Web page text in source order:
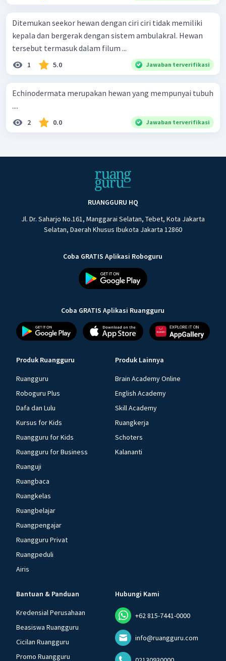
Ditemukan seekor hewan dengan ciri ciri tidak memiliki
kepala dan bergerak dengan sistem ambulakral. Hewan
tersebut termasuk dalam filum ...
1 5.0 Jawaban terverifikasi
Echinodermata merupakan hewan yang mempunyai tubuh
....
2 0.0 Jawaban terverifikasi
RUANGGURU HQ
Jl. Dr. Saharjo No.161, Manggarai Selatan, Tebet, Kota Jakarta
Selatan, Daerah Khusus Ibukota Jakarta 12860
Coba GRATIS Aplikasi Roboguru
Coba GRATIS Aplikasi Ruangguru
Produk Ruangguru
Ruangguru
Roboguru Plus
Dafa dan Lulu
Kursus for Kids
Ruangguru for Kids
Ruangguru for Business
Ruanguji
Ruangbaca
Ruangkelas
Ruangbelajar
Ruangpengajar
Ruangguru Privat
Ruangpeduli
Airis
Produk Lainnya
Brain Academy Online
English Academy
Skill Academy
Ruangkerja
Schoters
Kalananti
Bantuan & Panduan
Kredensial Perusahaan
Beasiswa Ruangguru
Cicilan Ruangguru
Promo Ruangguru
Hubungi Kami
+62 815-7441-0000
info@ruangguru.com